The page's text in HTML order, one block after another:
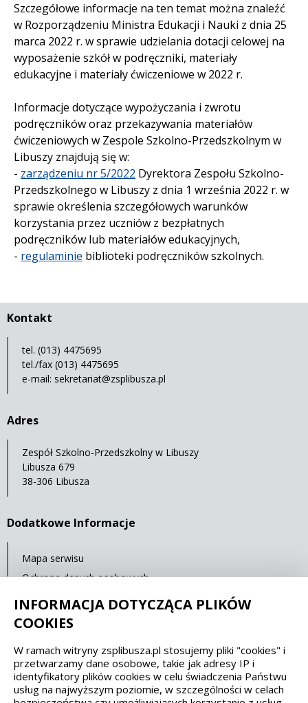
Szczegółowe informacje na ten temat można znaleźć
w Rozporządzeniu Ministra Edukacji i Nauki z dnia 25
marca 2022 r. w sprawie udzielania dotacji celowej na
wyposażenie szkół w podręczniki, materiały
edukacyjne i materiały ćwiczeniowe w 2022 r.
Informacje dotyczące wypożyczania i zwrotu
podręczników oraz przekazywania materiałów
ćwiczeniowych w Zespole Szkolno-Przedszkolnym w
Libuszy znajdują się w:
- zarządzeniu nr 5/2022 Dyrektora Zespołu Szkolno-
Przedszkolnego w Libuszy z dnia 1 września 2022 r. w
sprawie określenia szczegółowych warunków
korzystania przez uczniów z bezpłatnych
podręczników lub materiałów edukacyjnych,
- regulaminie biblioteki podręczników szkolnych.
Kontakt
tel. (013) 4475695
tel./fax (013) 4475695
e-mail: sekretariat@zsplibusza.pl
Adres
Zespół Szkolno-Przedszkolny w Libuszy
Libusza 679
38-306 Libusza
Dodatkowe Informacje
Mapa serwisu
Ochrona danych osobowych
Statystyki oglądalności
Spełniamy standardy dostępności oraz W3C
WCAG 2.1 SECTION 508 EAA/EN 301549
INFORMACJA DOTYCZĄCA PLIKÓW
COOKIES
W ramach witryny zsplibusza.pl stosujemy pliki "cookies" i
przetwarzamy dane osobowe, takie jak adresy IP i
identyfikatory plików cookies w celu świadczenia Państwu
usług na najwyższym poziomie, w szczególności w celach